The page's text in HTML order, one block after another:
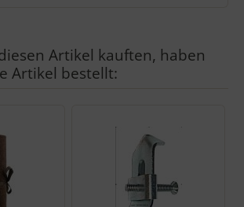
Artikel kauften, haben
Artikel bestellt:
- navigieren Sie mit der Tab-Taste